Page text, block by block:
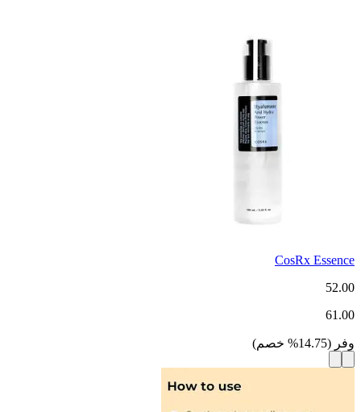
CosRx Essence
52.00
61.00
وفر (
14.75
% خصم)